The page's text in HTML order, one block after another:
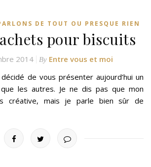
DE TOUT OU PRESQUE RIEN
pour biscuits
2014 By Entre vous et moi
décidé de vous présenter aujourd’hui un
les autres. Je ne dis pas que mon
créative, mais je parle bien sûr de